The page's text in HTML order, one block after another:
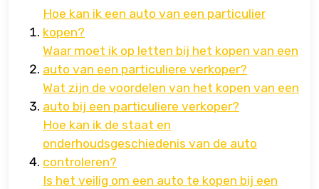
Hoe kan ik een auto van een particulier
kopen?
Waar moet ik op letten bij het kopen van een
auto van een particuliere verkoper?
Wat zijn de voordelen van het kopen van een
auto bij een particuliere verkoper?
Hoe kan ik de staat en
onderhoudsgeschiedenis van de auto
controleren?
Is het veilig om een auto te kopen bij een